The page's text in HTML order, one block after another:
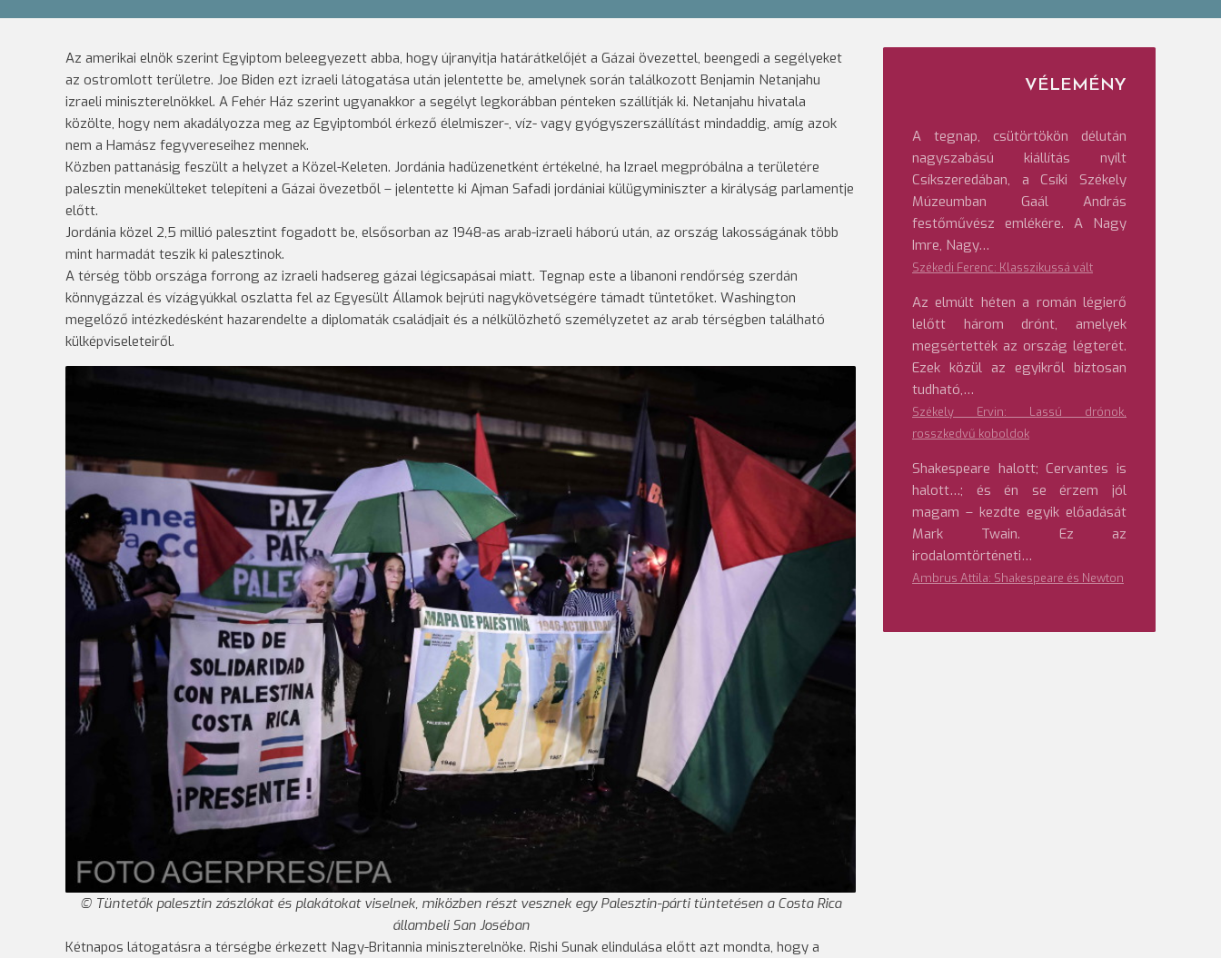
Az amerikai elnök szerint Egyiptom beleegyezett abba, hogy újranyitja határátkelőjét a Gázai övezettel, beengedi a segélyeket
az ostromlott területre. Joe Biden ezt izraeli látogatása után jelentette be, amelynek során találkozott Benjamin Netanjahu
izraeli miniszterelnökkel. A Fehér Ház szerint ugyanakkor a segélyt legkorábban pénteken szállítják ki. Netanjahu hivatala
közölte, hogy nem akadályozza meg az Egyiptomból érkező élelmiszer-, víz- vagy gyógyszerszállítást mindaddig, amíg azok
nem a Hamász fegyvereseihez mennek.
Közben pattanásig feszült a helyzet a Közel-Keleten. Jordánia hadüzenetként értékelné, ha Izrael megpróbálna a területére
palesztin menekülteket telepíteni a Gázai övezetből – jelentette ki Ajman Safadi jordániai külügyminiszter a királyság parlamentje
előtt.
Jordánia közel 2,5 millió palesztint fogadott be, elsősorban az 1948-as arab-izraeli háború után, az ország lakosságának több
mint harmadát teszik ki palesztinok.
A térség több országa forrong az izraeli hadsereg gázai légicsapásai miatt. Tegnap este a libanoni rendőrség szerdán
könnygázzal és vízágyúkkal oszlatta fel az Egyesült Államok bejrúti nagykövetségére támadt tüntetőket. Washington
megelőző intézkedésként hazarendelte a diplomaták családjait és a nélkülözhető személyzetet az arab térségben található
külképviseleteiről.
Tüntetők palesztin zászlókat és plakátokat viselnek, miközben részt vesznek egy Palesztin-párti tüntetésen a Costa Rica
állambeli San Joséban
Kétnapos látogatásra a térségbe érkezett Nagy-Britannia miniszterelnöke. Rishi Sunak elindulása előtt azt mondta, hogy a
VÉLEMÉNY
A tegnap, csütörtökön délután
nagyszabású kiállítás nyílt
Csíkszeredában, a Csíki Székely
Múzeumban Gaál András
festőművész emlékére. A Nagy
Imre, Nagy…
Székedi Ferenc: Klasszikussá vált
Az elmúlt héten a román légierő
lelőtt három drónt, amelyek
megsértették az ország légterét.
Ezek közül az egyikről biztosan
tudható,…
Székely Ervin: Lassú drónok,
rosszkedvű koboldok
Shakespeare halott; Cervantes is
halott…; és én se érzem jól
magam – kezdte egyik előadását
Mark Twain. Ez az
irodalomtörténeti…
Ambrus Attila: Shakespeare és Newton